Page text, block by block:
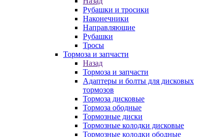
Рубашки и тросики
Наконечники
Направляющие
Рубашки
Тросы
Тормоза и запчасти
Назад
Тормоза и запчасти
Адаптеры и болты для дисковых
тормозов
Тормоза дисковые
Тормоза ободные
Тормозные диски
Тормозные колодки дисковые
Тормозные колодки ободные